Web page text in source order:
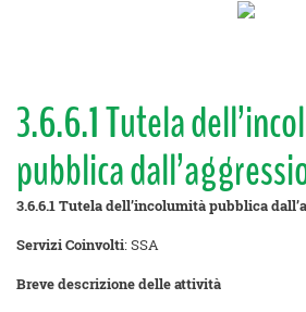
3.6.6.1 Tutela
pubblica
3.6.6.1 Tutela dell’incolumità pubblica
Servizi Coinvolti: SSA
Breve descrizione delle attività